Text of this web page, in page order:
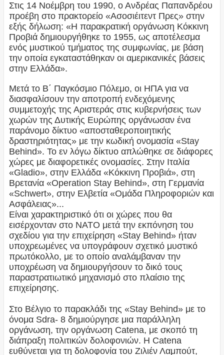
Στις 14 Νοέμβρη του 1990, ο Ανδρέας Παπανδρέου
προέβη στο πρακτορείο «Ασοσιέιτεντ Πρες» στην
εξής δήλωση: «Η παρακρατική οργάνωση Κόκκινη
Προβιά δημιουργήθηκε το 1955, ως αποτέλεσμα
ενός μυστικού τμήματος της συμφωνίας, με βάση
την οποία εγκαταστάθηκαν οι αμερικανικές βάσεις
στην Ελλάδα».
Μετά το Β΄ Παγκόσμιο Πόλεμο, οι ΗΠΑ για να
διασφαλίσουν την αποτροπή ενδεχόμενης
συμμετοχής της Αριστεράς στις κυβερνήσεις των
χωρών της Δυτικής Ευρώπης οργάνωσαν ένα
παράνομο δίκτυο «αποσταθεροποιητικής
δραστηριότητας» με την κωδική ονομασία «Stay
Behind». Το εν λόγω δίκτυο απλώθηκε σε διάφορες
χώρες με διαφορετικές ονομασίες. Στην Ιταλία
«Gladio», στην Ελλάδα «Κόκκινη Προβιά», στη
Βρετανία «Operation Stay Behind», στη Γερμανία
«Schwert», στην Ελβετία «Ομάδα Πληροφοριών και
Ασφάλειας»...
Είναι χαρακτηριστικό ότι οι χώρες που θα
εισέρχονταν στο ΝΑΤΟ μετά την εκπόνηση του
σχεδίου για την επιχείρηση «Stay Behind» ήταν
υποχρεωμένες να υπογράφουν σχετικό μυστικό
πρωτόκολλο, με το οποίο αναλάμβαναν την
υποχρέωση να δημιουργήσουν το δικό τους
παραστρατιωτικό μηχανισμό στο πλαίσιο της
επιχείρησης.
Στο Βέλγιο το παρακλάδι της «Stay Behind» με το
όνομα Sdra- 8 δημιούργησε μια παράλληλη
οργάνωση, την οργάνωση Catena, με σκοπό τη
διάπραξη πολιτικών δολοφονιών. H Catena
ευθύνεται για τη δολοφονία του Ζιλιέν Λαμπούτ,